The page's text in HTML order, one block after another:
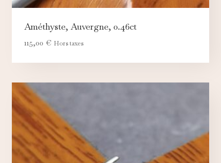
Améthyste, Auvergne, 0.46ct
115,00 € Hors taxes